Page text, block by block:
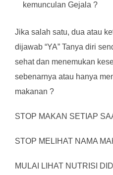
kemunculan Gejala ?
Jika salah satu, dua atau
dijawab “YA” Tanya diri
sehat dan menemukan
sebenarnya atau hanya
makanan ?
STOP MAKAN SETIAP
STOP MELIHAT NAMA
MULAI LIHAT NUTRISI